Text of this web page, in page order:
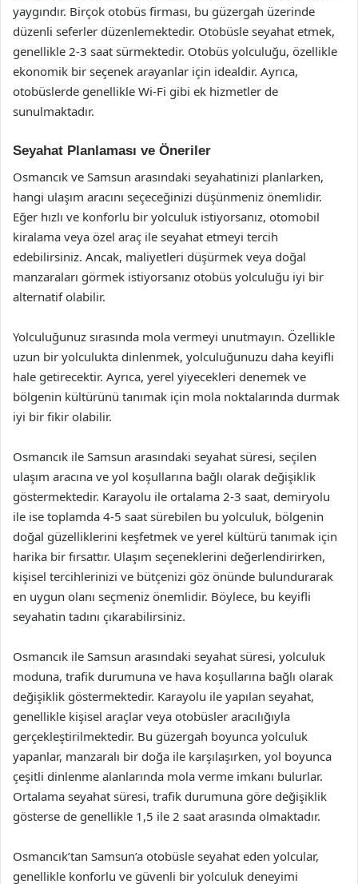
yaygındır. Birçok otobüs firması, bu güzergah üzerinde
düzenli seferler düzenlemektedir. Otobüsle seyahat etmek,
genellikle 2-3 saat sürmektedir. Otobüs yolculuğu, özellikle
ekonomik bir seçenek arayanlar için idealdir. Ayrıca,
otobüslerde genellikle Wi-Fi gibi ek hizmetler de
sunulmaktadır.
Seyahat Planlaması ve Öneriler
Osmancık ve Samsun arasındaki seyahatinizi planlarken,
hangi ulaşım aracını seçeceğinizi düşünmeniz önemlidir.
Eğer hızlı ve konforlu bir yolculuk istiyorsanız, otomobil
kiralama veya özel araç ile seyahat etmeyi tercih
edebilirsiniz. Ancak, maliyetleri düşürmek veya doğal
manzaraları görmek istiyorsanız otobüs yolculuğu iyi bir
alternatif olabilir.
Yolculuğunuz sırasında mola vermeyi unutmayın. Özellikle
uzun bir yolculukta dinlenmek, yolculuğunuzu daha keyifli
hale getirecektir. Ayrıca, yerel yiyecekleri denemek ve
bölgenin kültürünü tanımak için mola noktalarında durmak
iyi bir fikir olabilir.
Osmancık ile Samsun arasındaki seyahat süresi, seçilen
ulaşım aracına ve yol koşullarına bağlı olarak değişiklik
göstermektedir. Karayolu ile ortalama 2-3 saat, demiryolu
ile ise toplamda 4-5 saat sürebilen bu yolculuk, bölgenin
doğal güzelliklerini keşfetmek ve yerel kültürü tanımak için
harika bir fırsattır. Ulaşım seçeneklerini değerlendirirken,
kişisel tercihlerinizi ve bütçenizi göz önünde bulundurarak
en uygun olanı seçmeniz önemlidir. Böylece, bu keyifli
seyahatin tadını çıkarabilirsiniz.
Osmancık ile Samsun arasındaki seyahat süresi, yolculuk
moduna, trafik durumuna ve hava koşullarına bağlı olarak
değişiklik göstermektedir. Karayolu ile yapılan seyahat,
genellikle kişisel araçlar veya otobüsler aracılığıyla
gerçekleştirilmektedir. Bu güzergah boyunca yolculuk
yapanlar, manzaralı bir doğa ile karşılaşırken, yol boyunca
çeşitli dinlenme alanlarında mola verme imkanı bulurlar.
Ortalama seyahat süresi, trafik durumuna göre değişiklik
gösterse de genellikle 1,5 ile 2 saat arasında olmaktadır.
Osmancık’tan Samsun’a otobüsle seyahat eden yolcular,
genellikle konforlu ve güvenli bir yolculuk deneyimi